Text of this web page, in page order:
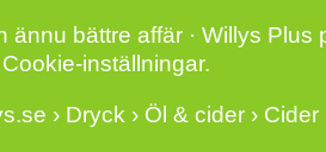
ännu bättre affär · Willys
inställningar.
› Dryck › Öl & cider › Cider